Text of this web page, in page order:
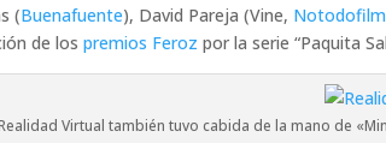
(Buenafuente), David Pareja (Vine,
de lospremios Feroz por la serie “Paquita
Virtual también tuvo cabida de la mano de